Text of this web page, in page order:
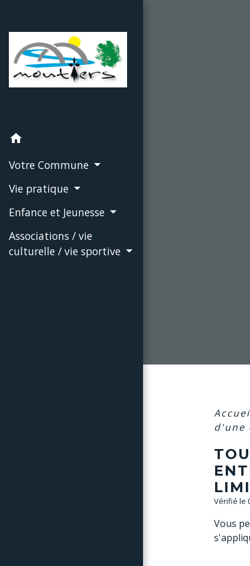
home
Votre Commune
Vie pratique
Enfance et Jeunesse
Associations / vie
culturelle / vie sportive
d'une
Vérifié le
Vous